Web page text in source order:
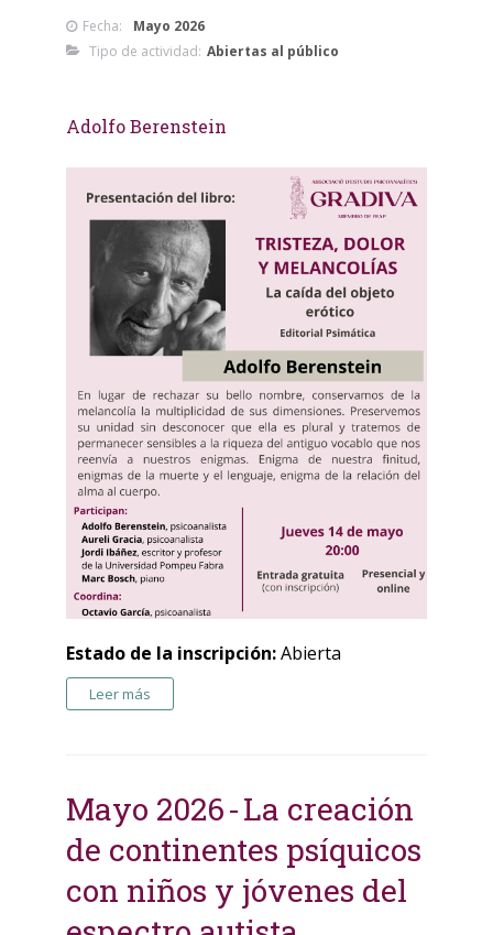
Fecha:
Mayo 2026
Tipo de actividad: Abiertas al público
Adolfo Berenstein
Estado de la inscripción:Abierta
Leer más
Mayo 2026 La creación
de continentes psíquicos
con niños y jóvenes del